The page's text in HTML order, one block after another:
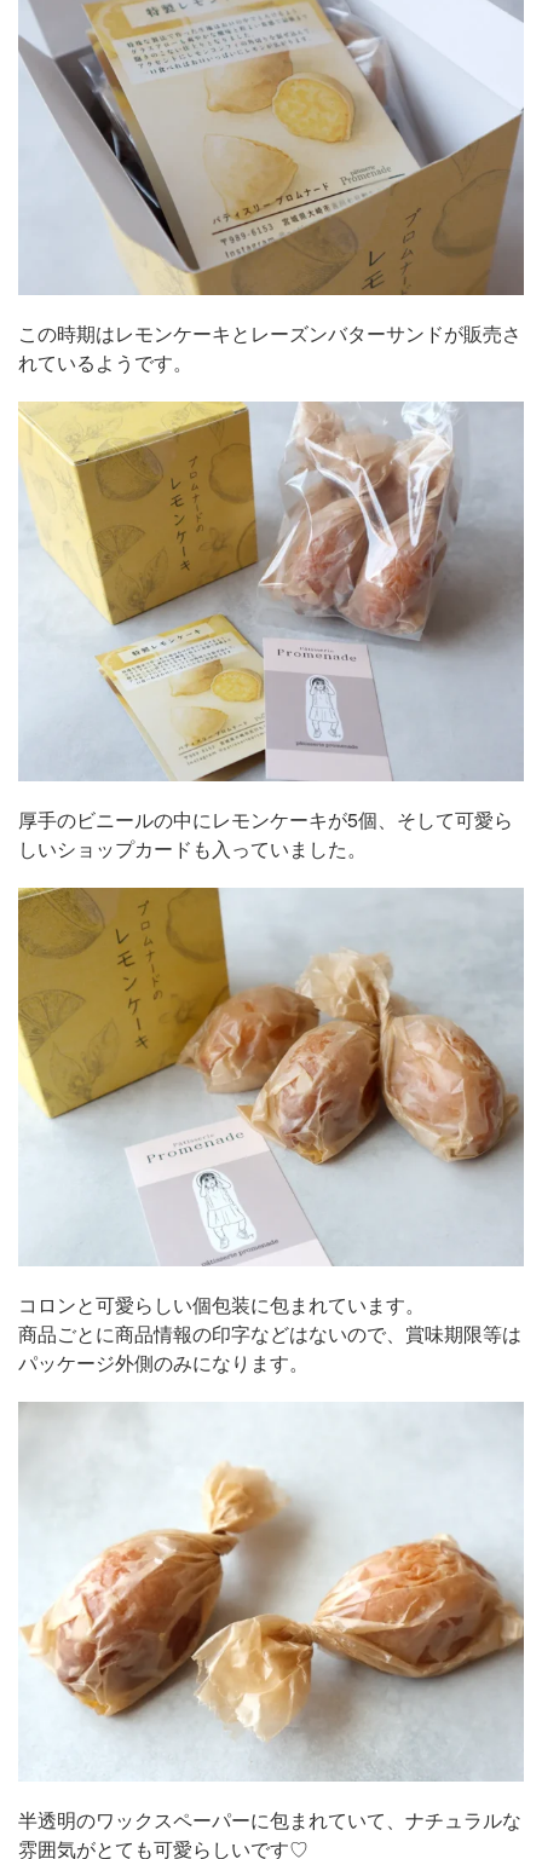
この時期はレモンケーキとレーズンバターサンドが販売さ
れているようです。
厚手のビニールの中にレモンケーキが5個、そして可愛ら
しいショップカードも入っていました。
コロンと可愛らしい個包装に包まれています。
商品ごとに商品情報の印字などはないので、賞味期限等は
パッケージ外側のみになります。
半透明のワックスペーパーに包まれていて、ナチュラルな
雰囲気がとても可愛らしいです♡